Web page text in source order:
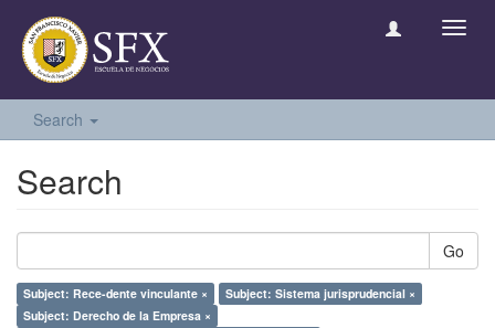
Search
Search
Go
Subject: Rece-dente vinculante ×
Subject: Sistema jurisprudencial ×
Subject: Derecho de la Empresa ×